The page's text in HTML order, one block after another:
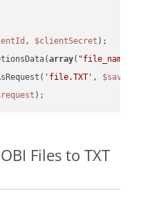
, $clientSecret
array( "file_name"
'file.TXT' ,
Files to TXT